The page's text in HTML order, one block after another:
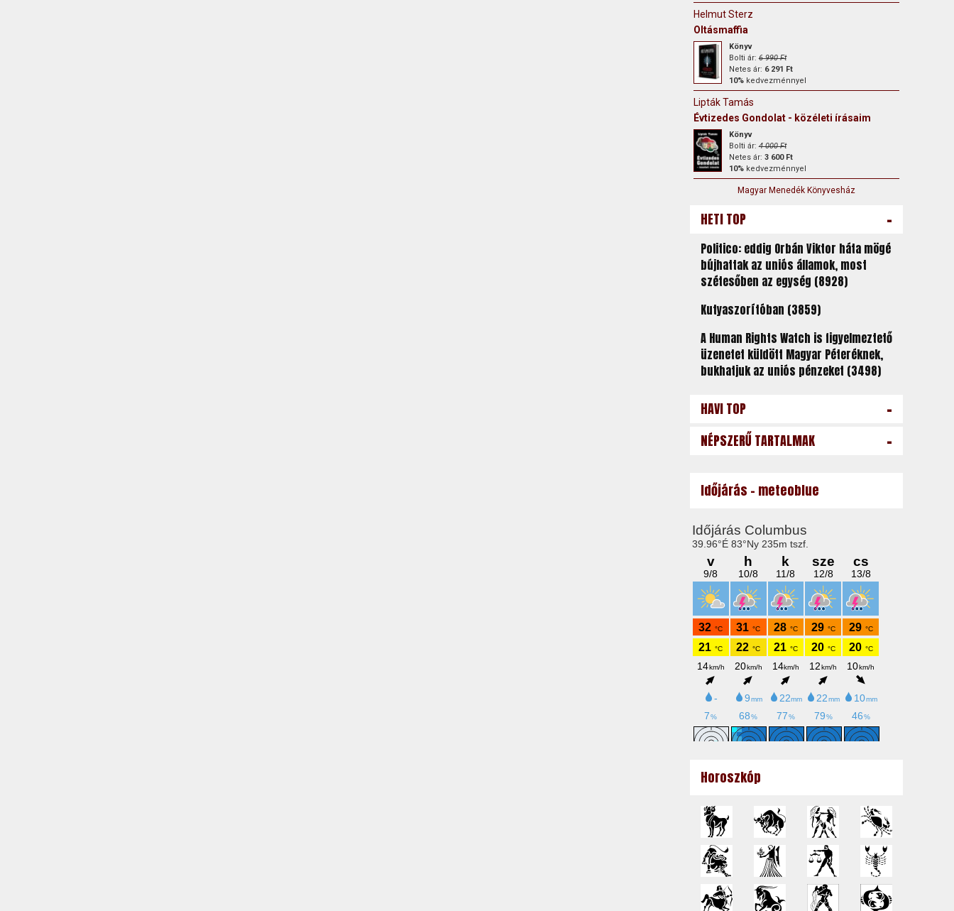
Helmut Sterz
Oltásmaffia
Könyv
Bolti ár:6 990 Ft
Netes ár: 6 291 Ft
10%kedvezménnyel
Lipták Tamás
Évtizedes Gondolat - közéleti írásaim
Könyv
Bolti ár:4 000 Ft
Netes ár: 3 600 Ft
10%kedvezménnyel
Magyar Menedék Könyvesház
HETI TOP -
Politico: eddig Orbán Viktor háta mögé
bújhattak az uniós államok, most
szétesőben az egység (8928)
Kutyaszorítóban (3859)
A Human Rights Watch is figyelmeztető
üzenetet küldött Magyar Péteréknek,
bukhatjuk az uniós pénzeket (3498)
HAVI TOP -
NÉPSZERŰ TARTALMAK -
Időjárás - meteoblue
Horoszkóp